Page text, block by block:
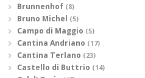
Brunnenhof (8)
Bruno Michel (5)
Campo di Maggio (5)
Cantina Andriano (17)
Cantina Terlano (23)
Castello di Buttrio (14)